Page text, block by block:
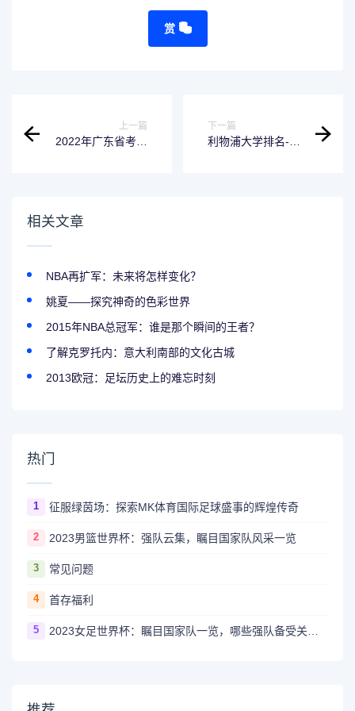
赏
上一篇
2022年广东省考时
下一篇
利物浦大学排名-有
相关文章
NBA再扩军：未来将怎样变化？
姚夏——探究神奇的色彩世界
2015年NBA总冠军：谁是那个瞬间的王者？
了解克罗托内：意大利南部的文化古城
2013欧冠：足坛历史上的难忘时刻
热门
1 征服绿茵场：探索MK体育国际足球盛事的辉煌传奇
2 2023男篮世界杯：强队云集，瞩目国家队风采一览
3 常见问题
4 首存福利
5